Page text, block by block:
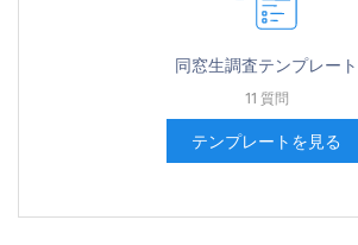
同窓生調査テンプレート
11 質問
テンプレートを見る